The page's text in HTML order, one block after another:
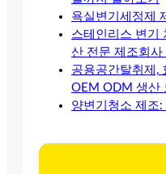
욕실변기세정제
스테인리스 변기
산 전문 제조회사
공용공간탈취제,
OEM ODM 생산
양변기청소 제조